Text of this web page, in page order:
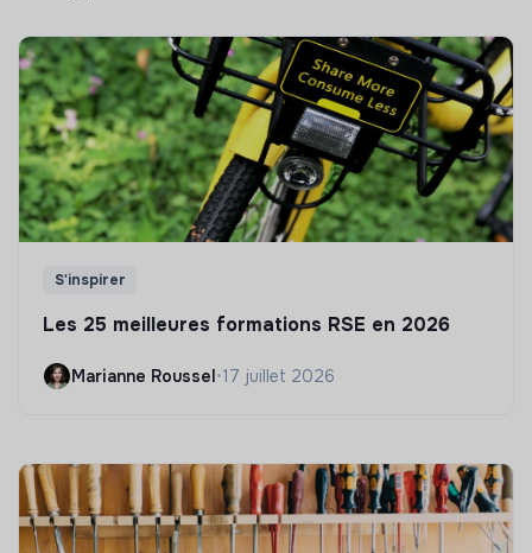
S'inspirer
Les 25 meilleures formations RSE en 2026
Marianne Roussel•17 juillet 2026